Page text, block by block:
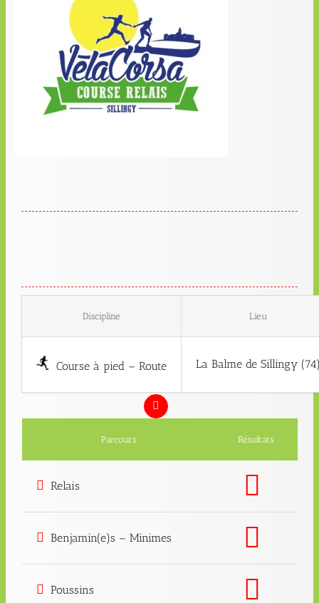
Discipline Lieu
Course à pied – Route La Balme de Sillingy
Parcours Résultats
Relais
Benjamin(e)s – Minimes
Poussins